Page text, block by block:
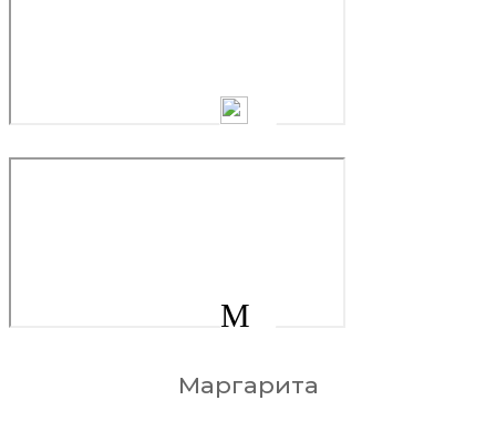
М
Маргарита